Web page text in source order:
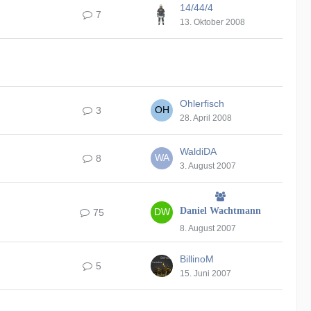
7
14/44/4
13. Oktober 2008
3
Ohlerfisch
28. April 2008
8
WaldiDA
3. August 2007
75
Daniel Wachtmann
8. August 2007
5
BillinoM
15. Juni 2007